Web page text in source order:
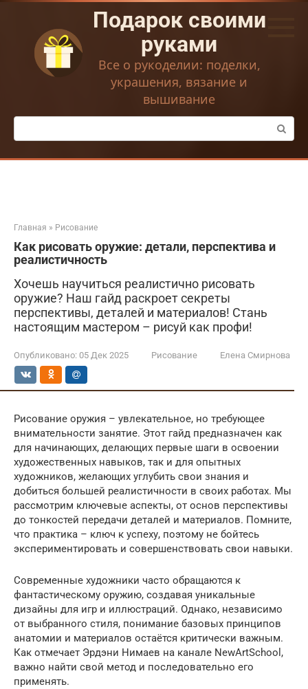
Перейти
контенту
Подарок своими
руками
Все о рукоделии: поделки,
украшения, вязание и
вышивание
Поиск:
Главная » Рисование
Как рисовать оружие: детали, перспектива и
реалистичность
Хочешь научиться реалистично рисовать
оружие? Наш гайд раскроет секреты
перспективы, деталей и материалов! Стань
настоящим мастером – рисуй как профи!
Опубликовано: 05 Дек 2025 Рисование Елена Смирнова
Рисование оружия – увлекательное, но требующее
внимательности занятие. Этот гайд предназначен как
для начинающих, делающих первые шаги в освоении
художественных навыков, так и для опытных
художников, желающих углубить свои знания и
добиться большей реалистичности в своих работах. Мы
рассмотрим ключевые аспекты, от основ перспективы
до тонкостей передачи деталей и материалов. Помните,
что практика – ключ к успеху, поэтому не бойтесь
экспериментировать и совершенствовать свои навыки.
Современные художники часто обращаются к
фантастическому оружию, создавая уникальные
дизайны для игр и иллюстраций. Однако, независимо
от выбранного стиля, понимание базовых принципов
анатомии и материалов остаётся критически важным.
Как отмечает Эрдэни Нимаев на канале NewArtSchool,
важно найти свой метод и последовательно его
применять.